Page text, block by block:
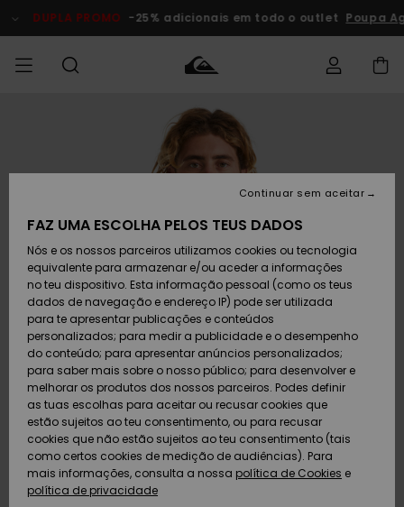
do
DUPLA PROMO -25% adicionais em todo o outlet Poupa
Roupas
Calçado e
chinelos
Surfe/água
Snow
Artigos
recém-
chegados
MENINO
Roupas
Calçado e
chinelos
Surfe/água
Neve
Artigos
recém-
chegados
MULHER
Shop
chegados
Highlights
Snow
SURF
Surf Shop
Homem
Crianças
Highlights
Community
SNOW
Artigos
Neve
Homem
Artigos
Criança
Snow Shop
Feminino
Highlights
Community
DUPLA
PROMO
Outlet
Homem
Criança
Outlet
Mulher
AJUDA
Acede à tua
encomenda
Devoluções
Pagamento
Cartão
presente
Quiksilver
Freedom
Protecção de
dados
SUSTAINABILITY
FAZ UMA ESCOLHA PELOS TEUS DADOS
Nós e os nossos parceiros utilizamos cookies ou tecnologia
equivalente para armazenar e/ou aceder a informações
no teu dispositivo. Esta informação pessoal (como os teus
dados de navegação e endereço IP) pode ser utilizada
para te apresentar publicações e conteúdos
personalizados; para medir a publicidade e o desempenho
do conteúdo; para apresentar anúncios personalizados;
para saber mais sobre o nosso público; para desenvolver e
melhorar os produtos dos nossos parceiros. Podes definir
as tuas escolhas para aceitar ou recusar cookies que
estão sujeitos ao teu consentimento, ou para recusar
cookies que não estão sujeitos ao teu consentimento (tais
como certos cookies de medição de audiências). Para
mais informações, consulta a nossa política de Cookies e
política de privacidade
Continuar sem aceitar